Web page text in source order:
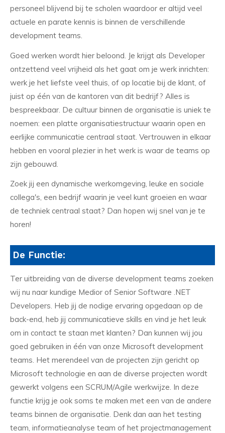
personeel blijvend bij te scholen waardoor er altijd veel
actuele en parate kennis is binnen de verschillende
development teams.
Goed werken wordt hier beloond. Je krijgt als Developer
ontzettend veel vrijheid als het gaat om je werk inrichten:
werk je het liefste veel thuis, of op locatie bij de klant, of
juist op één van de kantoren van dit bedrijf? Alles is
bespreekbaar. De cultuur binnen de organisatie is uniek te
noemen: een platte organisatiestructuur waarin open en
eerlijke communicatie centraal staat. Vertrouwen in elkaar
hebben en vooral plezier in het werk is waar de teams op
zijn gebouwd.
Zoek jij een dynamische werkomgeving, leuke en sociale
collega's, een bedrijf waarin je veel kunt groeien en waar
de techniek centraal staat? Dan hopen wij snel van je te
horen!
De Functie:
Ter uitbreiding van de diverse development teams zoeken
wij nu naar kundige Medior of Senior Software .NET
Developers. Heb jij de nodige ervaring opgedaan op de
back-end, heb jij communicatieve skills en vind je het leuk
om in contact te staan met klanten? Dan kunnen wij jou
goed gebruiken in één van onze Microsoft development
teams. Het merendeel van de projecten zijn gericht op
Microsoft technologie en aan de diverse projecten wordt
gewerkt volgens een SCRUM/Agile werkwijze. In deze
functie krijg je ook soms te maken met een van de andere
teams binnen de organisatie. Denk dan aan het testing
team, informatieanalyse team of het projectmanagement